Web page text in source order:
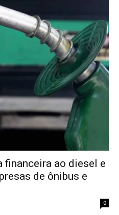
financeira ao diesel e
de ônibus e
0